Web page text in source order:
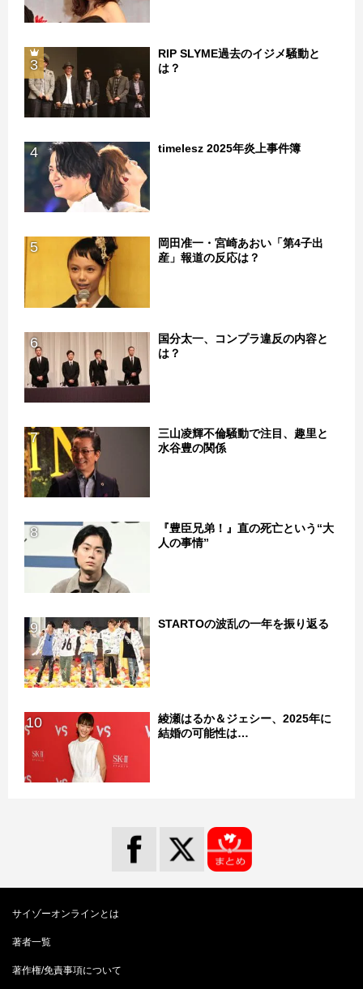
3
RIP SLYME過去のイジメ騒動と
は？
4 timelesz 2025年炎上事件簿
5
岡田准一・宮崎あおい「第4子出
産」報道の反応は？
6
国分太一、コンプラ違反の内容と
は？
7
三山凌輝不倫騒動で注目、趣里と
水谷豊の関係
8
『豊臣兄弟！』直の死亡という“大
人の事情”
9 STARTOの波乱の一年を振り返る
10
綾瀬はるか＆ジェシー、2025年に
結婚の可能性は…
サイゾーオンラインとは
著者一覧
著作権/免責事項について